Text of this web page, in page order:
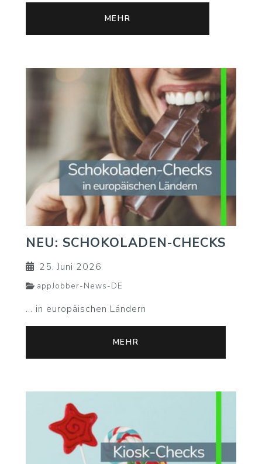
MEHR
NEU: SCHOKOLADEN-CHECKS
25. Juni 2026
appJobber-News-DE
... in europäischen Ländern
MEHR